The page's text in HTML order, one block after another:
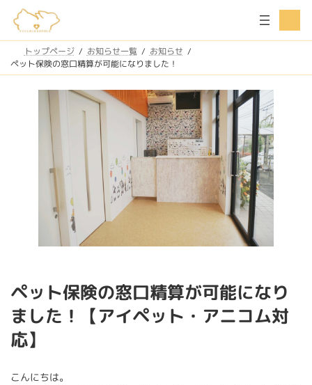
へ
ョ
ア
コ
ン
ク
トップページ お知らせ一覧
お知らせ
ペット保険の窓口精算が可能になりました！
ペット保険の窓口精算が可能になり
ました！【アイペット・アニコム対
応】
こんにちは。